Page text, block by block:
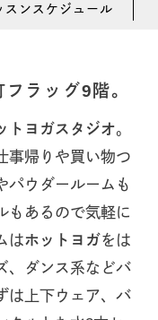
スンスケジュール
ラッグ9階。
トヨガスタジオ。
事帰りや買い物つ
パウダールームも
もあるので気軽に
はホットヨガをは
、ダンス系などバ
は上下ウェア、バ